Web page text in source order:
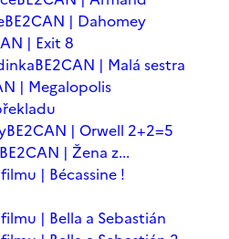
BE2CAN | Dahomey
| Exit 8
BE2CAN | Malá sestra
| Megalopolis
BE2CAN | Orwell 2+2=5
BE2CAN | Žena z...
| Bécassine !
| Bella a Sebastián